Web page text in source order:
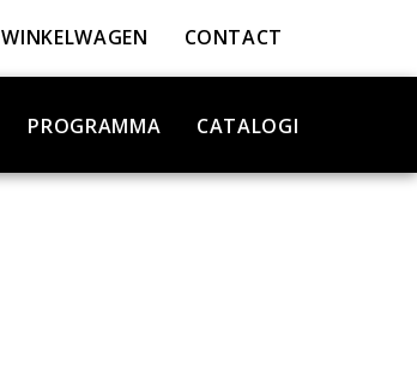
WINKELWAGEN CONTACT
PROGRAMMA CATALOGI